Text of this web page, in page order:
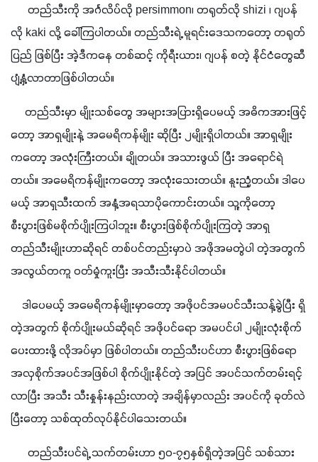
တည်သီးကို အင်္ဂလိပ်လို persimmon၊ တရုတ်လို shizi ၊ ဂျပန်
လို kaki လို့ ခေါ်ကြပါတယ်။ တည်သီးရဲ့ မူရင်းဒေသကတော့ တရုတ်
ပြည် ဖြစ်ပြီး အဲ့ဒီကနေ တစ်ဆင့် ကိုရီးယား၊ ဂျပန် စတဲ့ နိုင်ငံတွေဆီ
ပျံ့နှံ့လာတာဖြစ်ပါတယ်။
တည်သီးမှာ မျိုးသစ်တွေ အများအပြားရှိပေမယ့် အဓိကအားဖြင့်
တော့ အာရှမျိုးနဲ့ အမေရိကန်မျိုး ဆိုပြီး ၂မျိုးရှိပါတယ်။ အာရှမျိုး
ကတော့ အလုံးကြီးတယ်။ ချိုတယ်။ အသားဖွယ် ပြီး အရောင်ရဲ
တယ်။ အမေရိကန်မျိုးကတော့ အလုံးသေးတယ်။ နူးညံ့တယ်။ ဒါပေ
မယ့် အာရှသီးထက် အနံ့အရသာပိုကောင်းတယ်။ သူ့ကိုတော့
စီးပွားဖြစ်မစိုက်ပျိုးကြပါဘူး။ စီးပွားဖြစ်စိုက်ပျိုးကြတဲ့ အာရှ
တည်သီးမျိုးဟာဆိုရင် တစ်ပင်တည်းမှာပဲ အဖိုအမတွဲပါ တဲ့အတွက်
အလွယ်တကူ ဝတ်မှုံကူးပြီး အသီးသီးနိုင်ပါတယ်။
ဒါပေမယ့် အမေရိကန်မျိုးမှာတော့ အဖိုပင်အမပင်သီးသန့်ခွဲပြီး ရှိ
တဲ့အတွက် စိုက်ပျိုးမယ်ဆိုရင် အဖိုပင်ရော အမပင်ပါ ၂မျိုးလုံးစိုက်
ပေးထားဖို့ လိုအပ်မှာ ဖြစ်ပါတယ်။ တည်သီးပင်ဟာ စီးပွားဖြစ်ရော
အလှစိုက်အပင်အဖြစ်ပါ စိုက်ပျိုးနိုင်တဲ့ အပြင် အပင်သက်တမ်းရင့်
လာပြီး အသီး သီးနှုန်းနည်းလာတဲ့ အချိန်မှာလည်း အပင်ကို ခုတ်လဲ
ပြီးတော့ သစ်ထုတ်လုပ်နိုင်ပါသေးတယ်။
တည်သီးပင်ရဲ့ သက်တမ်းဟာ ၅၀-၇၅နှစ်ရှိတဲ့အပြင် သစ်သား